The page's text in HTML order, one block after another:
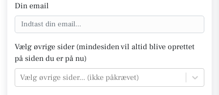
Din email
Vælg øvrige sider (mindesiden vil altid blive oprettet
på siden du er på nu)
Vælg øvrige sider... (ikke påkrævet)